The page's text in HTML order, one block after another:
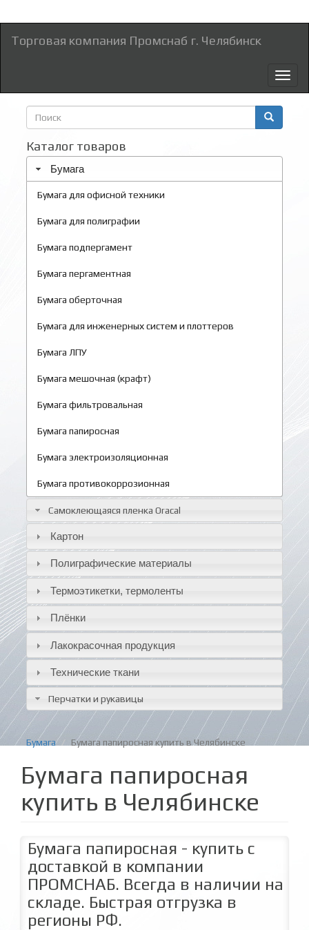
Торговая компания Промснаб г. Челябинск
Форма
поиска
Каталог товаров
Бумага
Бумага для офисной техники
Бумага для полиграфии
Бумага подпергамент
Бумага пергаментная
Бумага оберточная
Бумага для инженерных систем и плоттеров
Бумага ЛПУ
Бумага мешочная (крафт)
Бумага фильтровальная
Бумага папиросная
Бумага электроизоляционная
Бумага противокоррозионная
Самоклеющаяся пленка Oracal
Картон
Полиграфические материалы
Термоэтикетки, термоленты
Плёнки
Лакокрасочная продукция
Технические ткани
Перчатки и рукавицы
Бумага Бумага папиросная купить в Челябинске
Бумага папиросная
купить в Челябинске
Бумага папиросная - купить с
доставкой в компании
ПРОМСНАБ. Всегда в наличии на
складе. Быстрая отгрузка в
регионы РФ.